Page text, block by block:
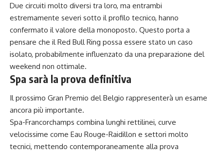
Due circuiti molto diversi tra loro, ma entrambi
estremamente severi sotto il profilo tecnico, hanno
confermato il valore della monoposto. Questo porta a
pensare che il Red Bull Ring possa essere stato un caso
isolato, probabilmente influenzato da una preparazione del
weekend non ottimale.
Spa sarà la prova definitiva
Il prossimo Gran Premio del Belgio rappresenterà un esame
ancora più importante.
Spa-Francorchamps combina lunghi rettilinei, curve
velocissime come Eau Rouge-Raidillon e settori molto
tecnici, mettendo contemporaneamente alla prova